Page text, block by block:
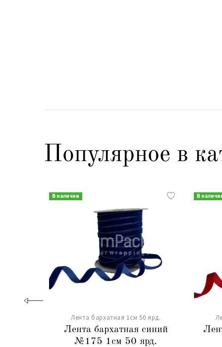
Популярное в
В наличии
Лента бархатная 1см 50 ярд.
Лента бархатная синий
№175 1см 50 ярд.
В